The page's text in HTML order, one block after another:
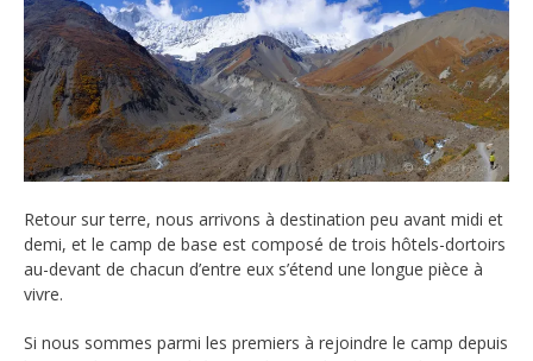
Retour sur terre, nous arrivons à destination peu avant midi et
demi, et le camp de base est composé de trois hôtels-dortoirs
au-devant de chacun d’entre eux s’étend une longue pièce à
vivre.
Si nous sommes parmi les premiers à rejoindre le camp depuis